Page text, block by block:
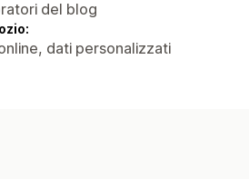
del blog
dati personalizzati